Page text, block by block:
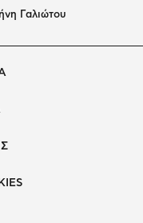
Γαλιώτου